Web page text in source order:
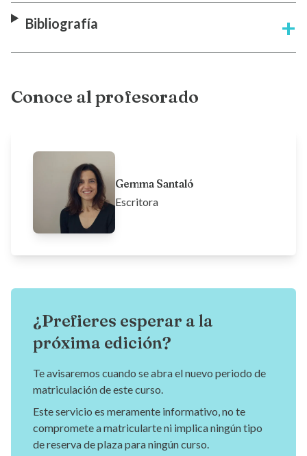
Bibliografía
Conoce al profesorado
Gemma Santaló
Escritora
¿Prefieres esperar a la
próxima edición?
Te avisaremos cuando se abra el nuevo periodo de
matriculación de este curso.
Este servicio es meramente informativo, no te
compromete a matricularte ni implica ningún tipo
de reserva de plaza para ningún curso.